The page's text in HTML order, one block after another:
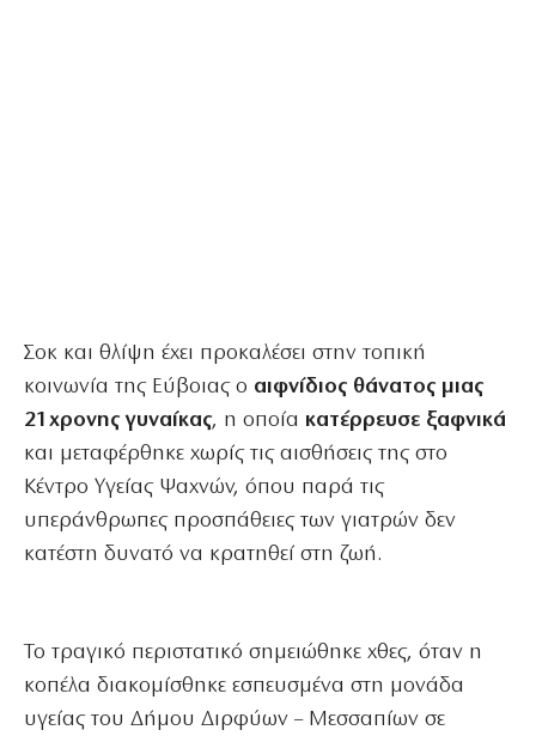
Σοκ και θλίψη έχει προκαλέσει στην τοπική
κοινωνία της Εύβοιας ο αιφνίδιος θάνατος μιας
21χρονης γυναίκας, η οποία κατέρρευσε ξαφνικά
και μεταφέρθηκε χωρίς τις αισθήσεις της στο
Κέντρο Υγείας Ψαχνών, όπου παρά τις
υπεράνθρωπες προσπάθειες των γιατρών δεν
κατέστη δυνατό να κρατηθεί στη ζωή.
Το τραγικό περιστατικό σημειώθηκε χθες, όταν η
κοπέλα διακομίσθηκε εσπευσμένα στη μονάδα
υγείας του Δήμου Διρφύων – Μεσσαπίων σε